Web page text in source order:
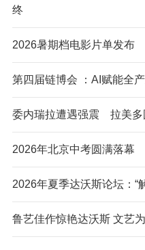
终
2026暑期档电影片单发布
第四届链博会 ：AI赋能全
委内瑞拉遭遇强震 拉美多
2026年北京中考圆满落幕
2026年夏季达沃斯论坛：“
鲁艺佳作惊艳达沃斯 文艺